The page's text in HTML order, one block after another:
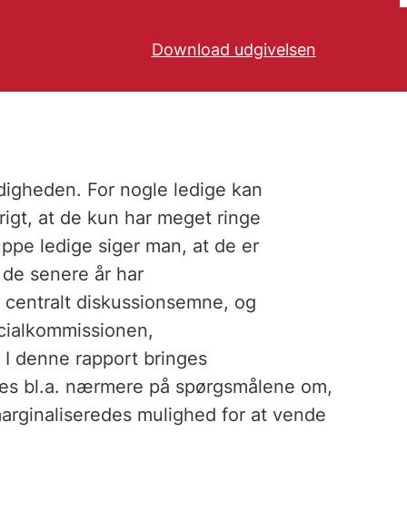
Download udgivelsen
For nogle ledige kan
at de kun har meget ringe
ledige siger man, at de er
senere år har
diskussionsemne, og
denne rapport bringes
bl.a. nærmere på spørgsmålene om,
mulighed for at vende